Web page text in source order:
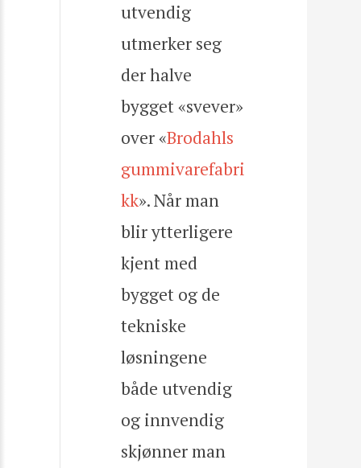
utvendig
utmerker seg
der halve
bygget «svever»
over «Brodahls
gummivarefabri
kk». Når man
blir ytterligere
kjent med
bygget og de
tekniske
løsningene
både utvendig
og innvendig
skjønner man